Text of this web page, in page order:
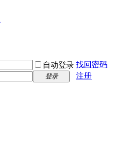
自动登录 找回密码
登录
注册